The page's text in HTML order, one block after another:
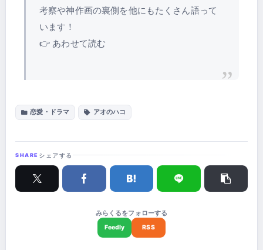
考察や神作画の裏側を他にもたくさん語って
います！
👉 あわせて読む
恋愛・ドラマ アオのハコ
シェアする
みらくるをフォローする